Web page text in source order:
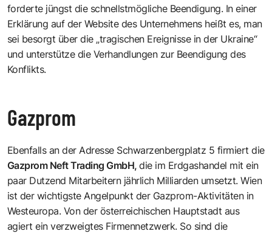
forderte jüngst die schnellstmögliche Beendigung. In einer
Erklärung auf der Website des Unternehmens heißt es, man
sei besorgt über die „tragischen Ereignisse in der Ukraine“
und unterstütze die Verhandlungen zur Beendigung des
Konflikts.
Gazprom
Ebenfalls an der Adresse Schwarzenbergplatz 5 firmiert die
Gazprom Neft Trading GmbH,die im Erdgashandel mit ein
paar Dutzend Mitarbeitern jährlich Milliarden umsetzt. Wien
ist der wichtigste Angelpunkt der Gazprom-Aktivitäten in
Westeuropa. Von der österreichischen Hauptstadt aus
agiert ein verzweigtes Firmennetzwerk. So sind die